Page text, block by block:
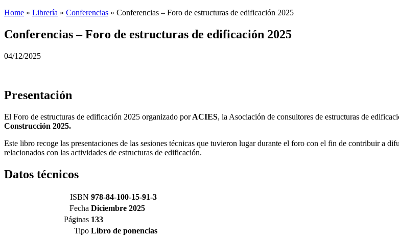
Home » Librería » Conferencias » Conferencias – Foro de estructuras de edificación 2025
Conferencias – Foro de estructuras de edificación 2025
04/12/2025
Presentación
El Foro de estructuras de edificación 2025 organizado porACIES, la Asociación de consultores de estructuras de
Construcción 2025.
Este libro recoge las presentaciones de las sesiones técnicas que tuvieron lugar durante el foro con el fin de contribuir a
relacionados con las actividades de estructuras de edificación.
Datos técnicos
ISBN 978-84-100-15-91-3
Fecha Diciembre 2025
Páginas 133
Tipo Libro de ponencias